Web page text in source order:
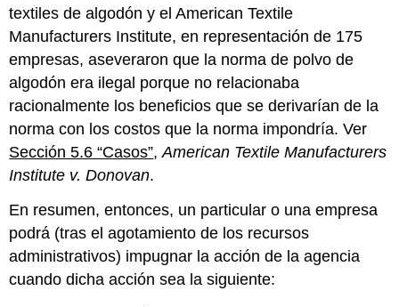
textiles de algodón y el American Textile
Manufacturers Institute, en representación de 175
empresas, aseveraron que la norma de polvo de
algodón era ilegal porque no relacionaba
racionalmente los beneficios que se derivarían de la
norma con los costos que la norma impondría. Ver
Sección 5.6 “Casos”,American Textile Manufacturers
Institute v. Donovan.
En resumen, entonces, un particular o una empresa
podrá (tras el agotamiento de los recursos
administrativos) impugnar la acción de la agencia
cuando dicha acción sea la siguiente: